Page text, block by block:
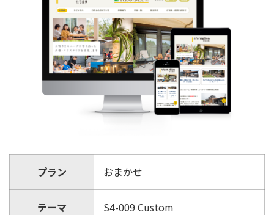
プラン おまかせ
テーマ S4-009 Custom